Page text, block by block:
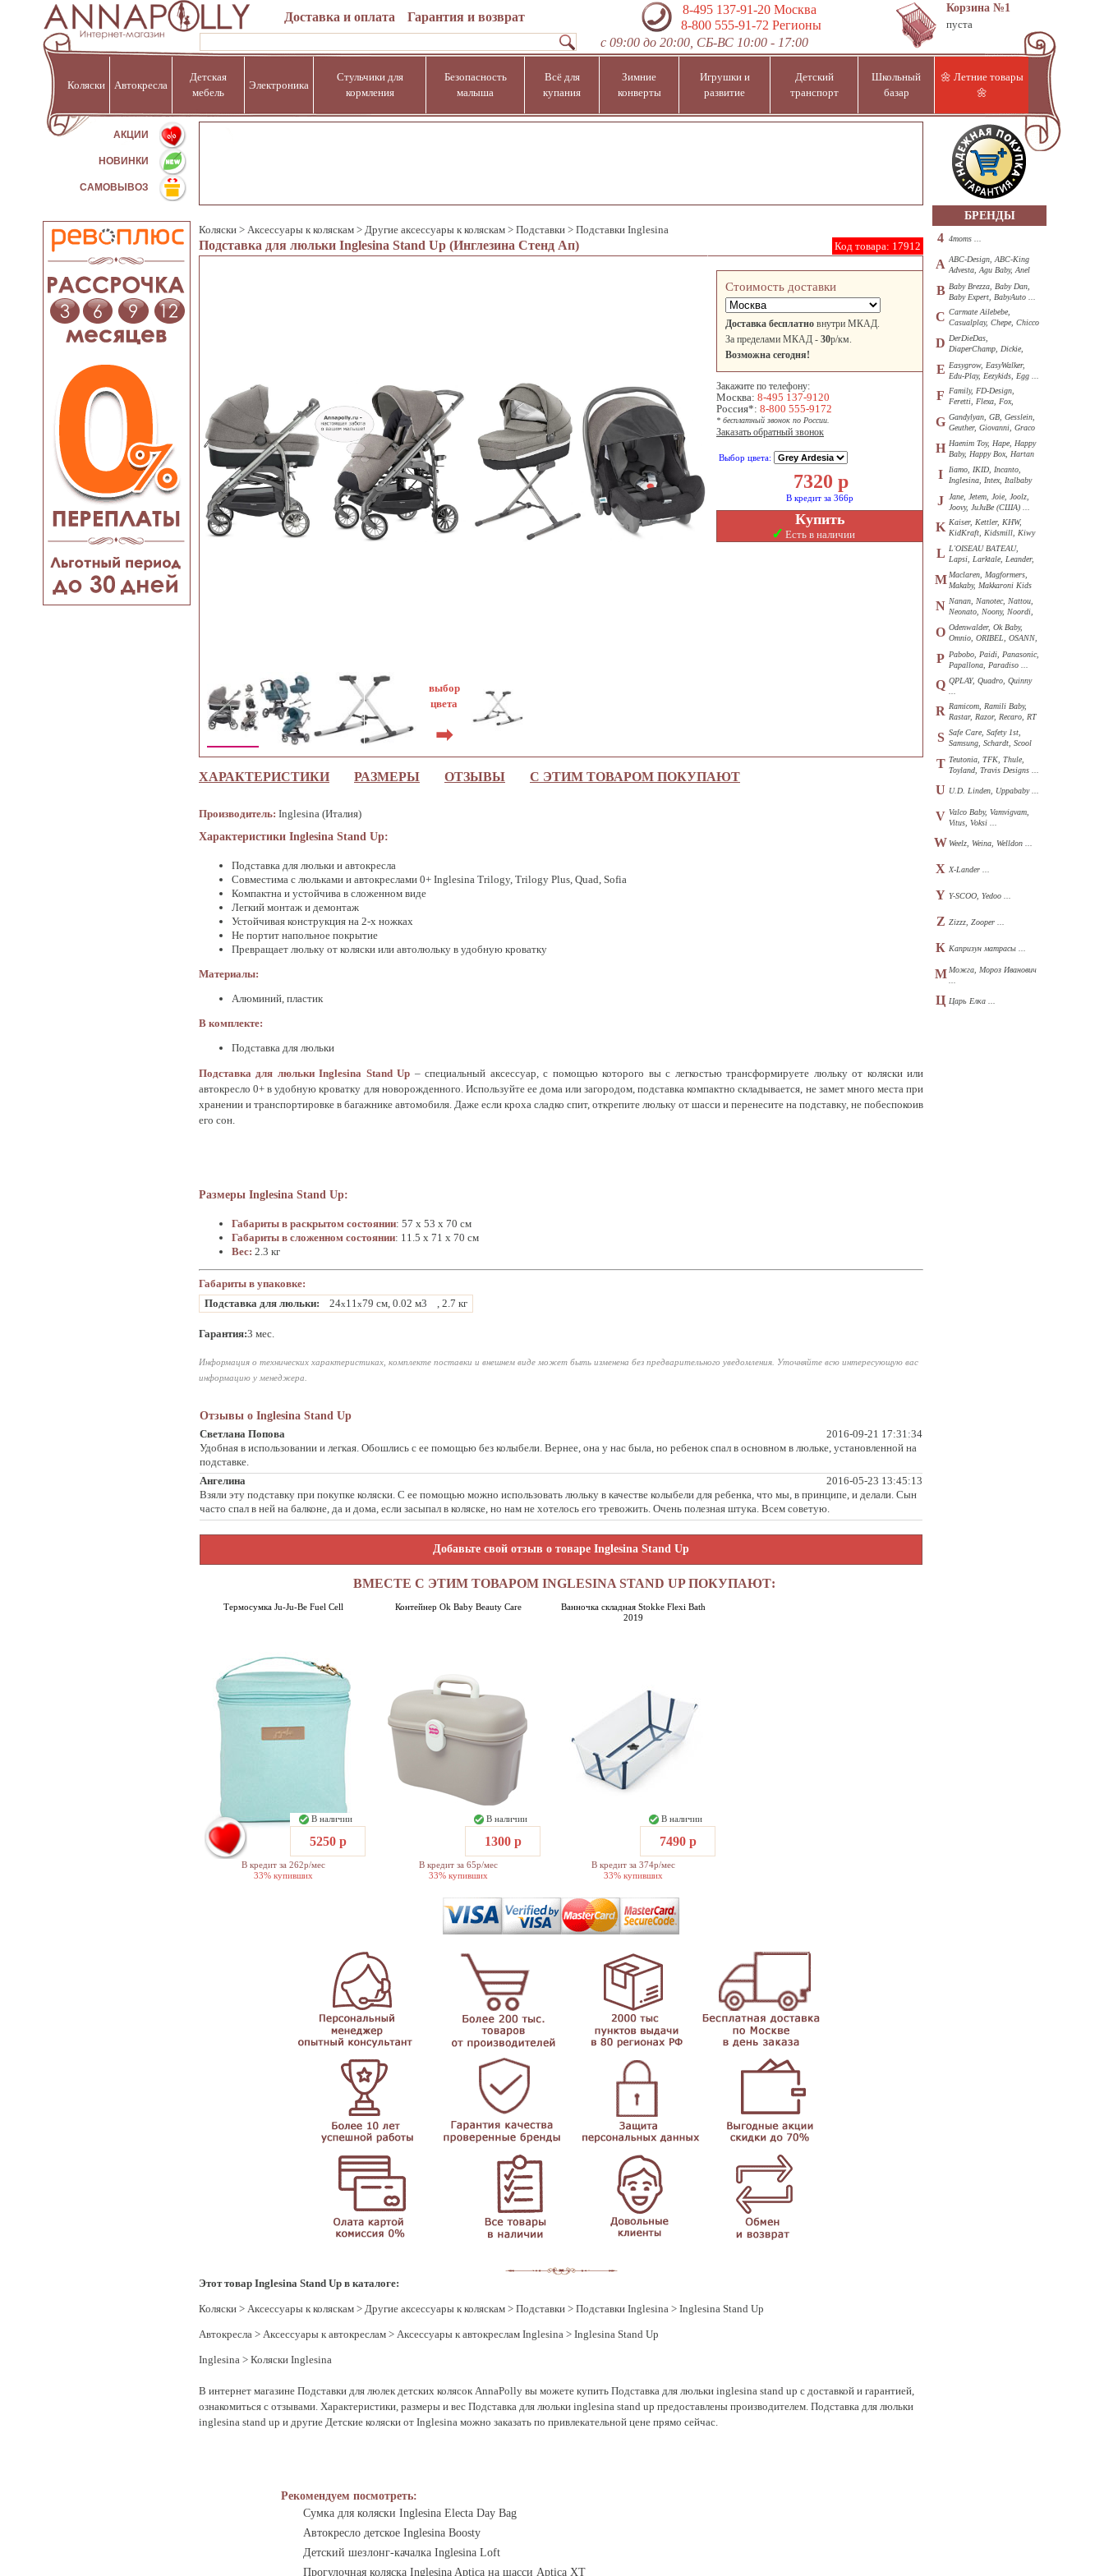
Доставка и оплата Гарантия и возврат
8-495 137-91-20Москва
8-800 555-91-72 Регионы
с 09:00 до 20:00, СБ-ВС 10:00 - 17:00
Корзина №1
пуста
Коляски Автокресла
Детская
мебель
Электроника
Стульчики для
кормления
Безопасность
малыша
Всё для
купания
Зимние
конверты
Игрушки и
развитие
Детский
транспорт
Школьный
базар
🌼 Летние товары
🌼
АКЦИИ %
НОВИНКИ
САМОВЫВОЗ
Коляски > Аксессуары к коляскам > Другие аксессуары к коляскам > Подставки > Подставки Inglesina
Код товара: 17912
Подставка для люльки Inglesina Stand Up (Инглезина Стенд Ап)
Стоимость доставки
Доставка бесплатно внутри МКАД.
За пределами МКАД - 30р/км.
Возможна сегодня!
Закажите по телефону:
Москва: 8-495 137-9120
Россия*: 8-800 555-9172
* бесплатный звонок по России.
Заказать обратный звонок
Выбор цвета:
7320 р
В кредит за 366р
Купить
✓ Есть в наличии
выбор
цвета
➡
ХАРАКТЕРИСТИКИ РАЗМЕРЫ ОТЗЫВЫ С ЭТИМ ТОВАРОМ ПОКУПАЮТ
Производитель: Inglesina (Италия)
Характеристики Inglesina Stand Up:
Подставка для люльки и автокресла
Совместима с люльками и автокреслами 0+ Inglesina Trilogy, Trilogy Plus, Quad, Sofia
Компактна и устойчива в сложенном виде
Легкий монтаж и демонтаж
Устойчивая конструкция на 2-х ножках
Не портит напольное покрытие
Превращает люльку от коляски или автолюльку в удобную кроватку
Материалы:
Алюминий, пластик
В комплекте:
Подставка для люльки
Подставка для люльки Inglesina Stand Up – специальный аксессуар, с помощью которого вы с легкостью трансформируете люльку от коляски или
автокресло 0+ в удобную кроватку для новорожденного. Используйте ее дома или загородом, подставка компактно складывается, не замет много места при
хранении и транспортировке в багажнике автомобиля. Даже если кроха сладко спит, открепите люльку от шасси и перенесите на подставку, не побеспокоив
его сон.
Размеры Inglesina Stand Up:
Габариты в раскрытом состоянии: 57 x 53 x 70 см
Габариты в сложенном состоянии: 11.5 x 71 x 70 см
Вес: 2.3 кг
Габариты в упаковке:
Подставка для люльки:
24x11 x79 см, 0.02 м3 , 2.7 кг
Гарантия:3 мес.
Информация о технических характеристиках, комплекте поставки и внешнем виде может быть изменена без предварительного уведомления. Уточняйте всю интересующую вас
информацию у менеджера.
Отзывы о Inglesina Stand Up
Светлана Попова
2016-09-21 17:31:34
Удобная в использовании и легкая. Обошлись с ее помощью без колыбели. Вернее, она у нас была, но ребенок спал в основном в люльке, установленной на
подставке.
Ангелина
2016-05-23 13:45:13
Взяли эту подставку при покупке коляски. С ее помощью можно использовать люльку в качестве колыбели для ребенка, что мы, в принципе, и делали. Сын
часто спал в ней на балконе, да и дома, если засыпал в коляске, но нам не хотелось его тревожить. Очень полезная штука. Всем советую.
Добавьте свой отзыв о товаре Inglesina Stand Up
ВМЕСТЕ С ЭТИМ ТОВАРОМ INGLESINA STAND UP ПОКУПАЮТ:
Термосумка Ju-Ju-Be Fuel Cell
В наличии
5250 р
В кредит за 262р/мес
33% купивших
Контейнер Ok Baby Beauty Care
В наличии
1300 р
В кредит за 65р/мес
33% купивших
Ванночка складная Stokke Flexi Bath
2019
В наличии
7490 р
В кредит за 374р/мес
33% купивших
Этот товар Inglesina Stand Up в каталоге:
Коляски > Аксессуары к коляскам > Другие аксессуары к коляскам > Подставки > Подставки Inglesina > Inglesina Stand Up
Автокресла > Аксессуары к автокреслам > Аксессуары к автокреслам Inglesina > Inglesina Stand Up
Inglesina > Коляски Inglesina
В интернет магазине Подставки для люлек детских колясок AnnaPolly вы можете купить Подставка для люльки inglesina stand up с доставкой и гарантией,
ознакомиться с отзывами. Характеристики, размеры и вес Подставка для люльки inglesina stand up предоставлены производителем. Подставка для люльки
inglesina stand up и другие Детские коляски от Inglesina можно заказать по привлекательной цене прямо сейчас.
Рекомендуем посмотреть:
Сумка для коляски Inglesina Electa Day Bag
Автокресло детское Inglesina Boosty
Детский шезлонг-качалка Inglesina Loft
Прогулочная коляска Inglesina Aptica на шасси Aptica XT
БРЕНДЫ
4 4moms ...
A ABC-Design, ABC-King
Advesta, Agu Baby, Anel
B Baby Brezza, Baby Dan,
Baby Expert, BabyAuto ...
C Carmate Ailebebe,
Casualplay, Chepe, Chicco
D DerDieDas,
DiaperChamp, Dickie,
E Easygrow, EasyWalker,
Edu-Play, Eezykids, Egg ...
F
Family, FD-Design,
Feretti, Flexa, Fox,
G Gandylyan, GB, Gesslein,
Geuther, Giovanni, Graco
H Haenim Toy, Hape, Happy
Baby, Happy Box, Hartan
I
Iiamo, IKID, Incanto,
Inglesina, Intex, Italbaby
J
Jane, Jetem, Joie, Joolz,
Joovy, JuJuBe (США) ...
K Kaiser, Kettler, KHW,
KidKraft, Kidsmill, Kiwy
L L'OISEAU BATEAU,
Lapsi, Larktale, Leander,
M Maclaren, Magformers,
Makaby, Makkaroni Kids
N Nanan, Nanotec, Nattou,
Neonato, Noony, Noordi,
O Odenwalder, Ok Baby,
Omnio, ORIBEL, OSANN,
P Pabobo, Paidi, Panasonic,
Papallona, Paradiso ...
Q QPLAY, Quadro, Quinny
R Ramicom, Ramili Baby,
Rastar, Razor, Recaro, RT
S Safe Care, Safety 1st,
Samsung, Schardt, Scool
T Teutonia, TFK, Thule,
Toyland, Travis Designs ...
U U.D. Linden, Uppababy ...
V Valco Baby, Vamvigvam,
Vitus, Voksi ...
WWeelz, Weina, Welldon ...
X X-Lander ...
Y Y-SCOO, Yedoo ...
Z Zizzz, Zooper ...
К Капризун матрасы ...
М Можга, Мороз Иванович
Ц Царь Елка ...